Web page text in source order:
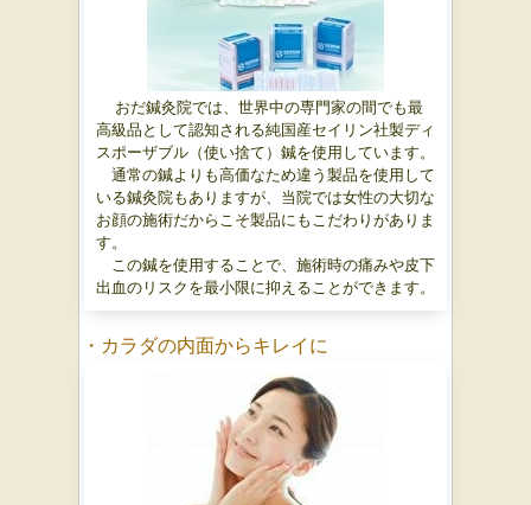
おだ鍼灸院では、世界中の専門家の間でも最
高級品として認知される純国産セイリン社製ディ
スポーザブル（使い捨て）鍼を使用しています。
通常の鍼よりも高価なため違う製品を使用して
いる鍼灸院もありますが、当院では女性の大切な
お顔の施術だからこそ製品にもこだわりがありま
す。
この鍼を使用することで、施術時の痛みや皮下
出血のリスクを最小限に抑えることができます。
・カラダの内面からキレイに